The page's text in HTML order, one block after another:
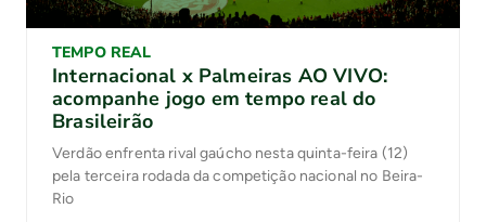
TEMPO REAL
Internacional x Palmeiras AO VIVO:
acompanhe jogo em tempo real do
Brasileirão
Verdão enfrenta rival gaúcho nesta quinta-feira (12)
pela terceira rodada da competição nacional no Beira-
Rio